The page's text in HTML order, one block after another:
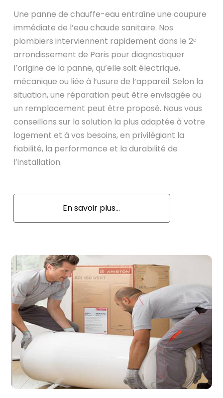
Une panne de chauffe-eau entraîne une coupure
immédiate de l’eau chaude sanitaire. Nos
plombiers interviennent rapidement dans le 2ᵉ
arrondissement de Paris pour diagnostiquer
l’origine de la panne, qu’elle soit électrique,
mécanique ou liée à l’usure de l’appareil. Selon la
situation, une réparation peut être envisagée ou
un remplacement peut être proposé. Nous vous
conseillons sur la solution la plus adaptée à votre
logement et à vos besoins, en privilégiant la
fiabilité, la performance et la durabilité de
l’installation.
En savoir plus...